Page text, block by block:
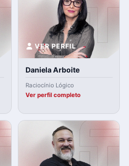
VER PERFIL
Daniela Arboite
Raciocínio Lógico
Ver perfil completo